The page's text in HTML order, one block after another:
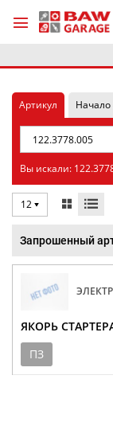
Артикул Начало
Вы искали:
12
Запрошенный
ЯКОРЬ
ПЗ